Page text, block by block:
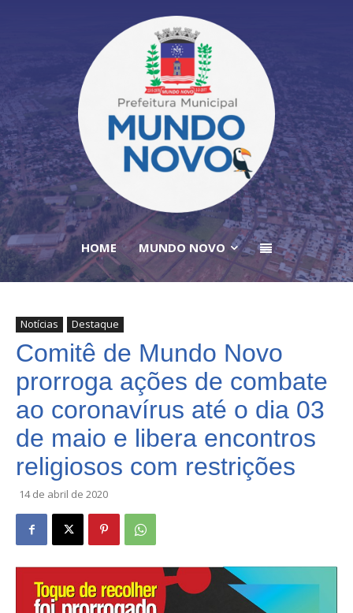
HOME MUNDO NOVO
Notícias Destaque
Comitê de Mundo Novo
prorroga ações de combate
ao coronavírus até o dia 03
de maio e libera encontros
religiosos com restrições
14 de abril de 2020